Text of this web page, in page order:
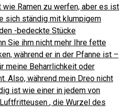
Ramen zu werfen, aber es ist
sich ständig mit klumpigem
-bedeckte Stücke
Sie ihm nicht mehr Ihre fette
während er in der Pfanne ist –
meine Beharrlichkeit oder
Also, während mein Dreo nicht
ist wie einer in jedem von
, die Wurzel des